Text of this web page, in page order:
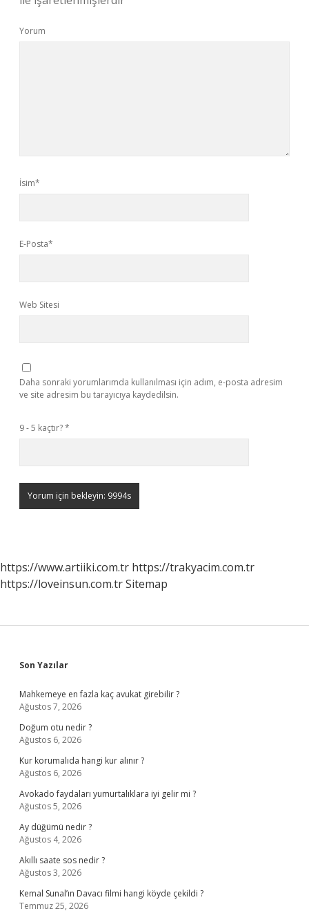
Yorum
İsim*
E-Posta*
Web Sitesi
Daha sonraki yorumlarımda kullanılması için adım, e-posta adresim
ve site adresim bu tarayıcıya kaydedilsin.
9 - 5 kaçtır?*
https://www.artiiki.com.tr https://trakyacim.com.tr
https://loveinsun.com.trSitemap
Sidebar
Son Yazılar
Mahkemeye en fazla kaç avukat girebilir ?
Ağustos 7, 2026
Doğum otu nedir ?
Ağustos 6, 2026
Kur korumalıda hangi kur alınır ?
Ağustos 6, 2026
Avokado faydaları yumurtalıklara iyi gelir mi ?
Ağustos 5, 2026
Ay düğümü nedir ?
Ağustos 4, 2026
Akıllı saate sos nedir ?
Ağustos 3, 2026
Kemal Sunal’ın Davacı filmi hangi köyde çekildi ?
Temmuz 25, 2026